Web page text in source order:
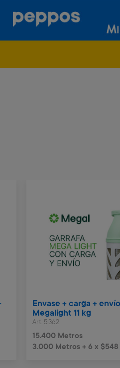
Envase + carga + envío
Megalight 11 kg
Art. 5.362
15.400 Metros
3.000 Metros + 6 x $548